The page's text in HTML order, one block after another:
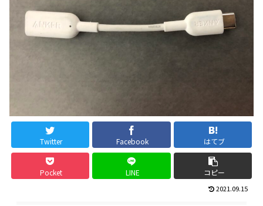
Twitter Facebook はてブ
Pocket LINE コピー
2021.09.15